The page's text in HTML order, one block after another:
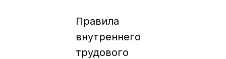
Правила
внутреннего
трудового